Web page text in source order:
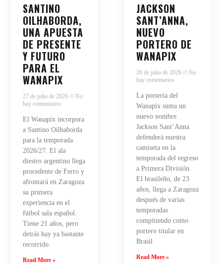
SANTINO
OILHABORDA,
UNA APUESTA
DE PRESENTE
Y FUTURO
PARA EL
WANAPIX
27 de julio de 2026
No
hay comentarios
El Wanapix incorpora
a Santino Oilhaborda
para la temporada
2026/27. El ala
diestro argentino llega
procedente de Ferro y
afrontará en Zaragoza
su primera
experiencia en el
fútbol sala español.
Tiene 21 años, pero
detrás hay ya bastante
recorrido.
Read More »
JACKSON
SANT’ANNA,
NUEVO
PORTERO DE
WANAPIX
20 de julio de 2026
No
hay comentarios
La portería del
Wanapix suma un
nuevo nombre.
Jackson Sant’Anna
defenderá nuestra
camiseta en la
temporada del regreso
a Primera División.
El brasileño, de 23
años, llega a Zaragoza
después de varias
temporadas
compitiendo como
portero titular en
Brasil
Read More »